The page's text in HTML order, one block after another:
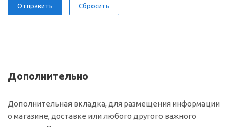
Сбросить
Дополнительно
Дополнительная вкладка, для размещения информации
о магазине, доставке или любого другого важного